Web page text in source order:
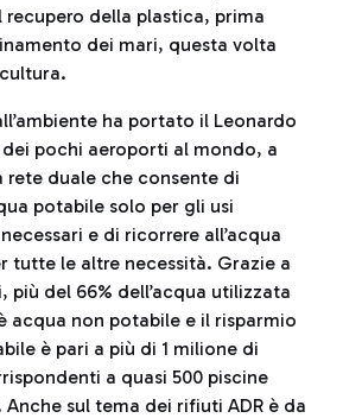
recupero della plastica, prima
dei mari, questa volta
ha portato il Leonardo
pochi aeroporti al mondo, a
rete duale che consente di
potabile solo per gli usi
e di ricorrere all’acqua
tutte le altre necessità. Grazie a
più del 66% dell’acqua utilizzata
acqua non potabile e il risparmio
è pari a più di 1 milione di
a quasi 500 piscine
sul tema dei rifiuti ADR è da